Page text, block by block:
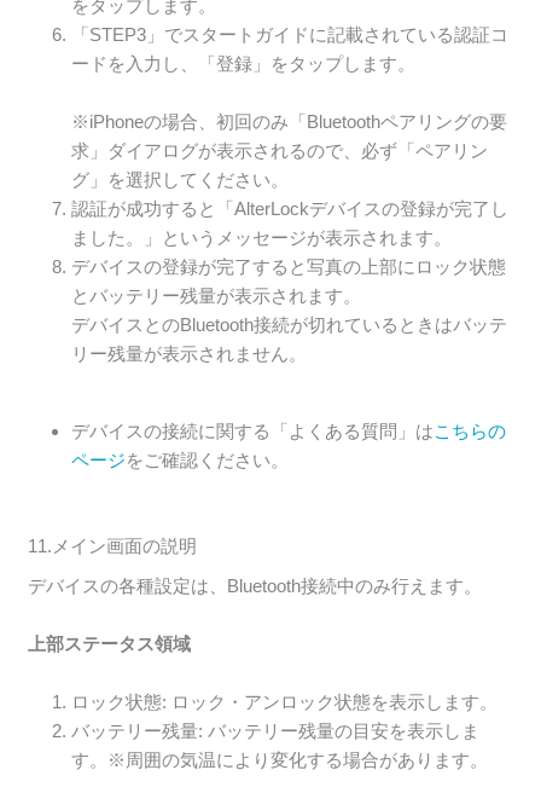
をタップします。
「STEP3」でスタートガイドに記載されている認証コ
ードを入力し、「登録」をタップします。
※iPhoneの場合、初回のみ「Bluetoothペアリングの要
求」ダイアログが表示されるので、必ず「ペアリン
グ」を選択してください。
認証が成功すると「AlterLockデバイスの登録が完了し
ました。」というメッセージが表示されます。
デバイスの登録が完了すると写真の上部にロック状態
とバッテリー残量が表示されます。
デバイスとのBluetooth接続が切れているときはバッテ
リー残量が表示されません。
デバイスの接続に関する「よくある質問」はこちらの
ページをご確認ください。
11.メイン画面の説明
デバイスの各種設定は、Bluetooth接続中のみ行えます。
上部ステータス領域
ロック状態: ロック・アンロック状態を表示します。
バッテリー残量: バッテリー残量の目安を表示しま
す。※周囲の気温により変化する場合があります。